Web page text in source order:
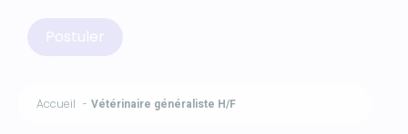
Postuler
Accueil Vétérinaire généraliste H/F